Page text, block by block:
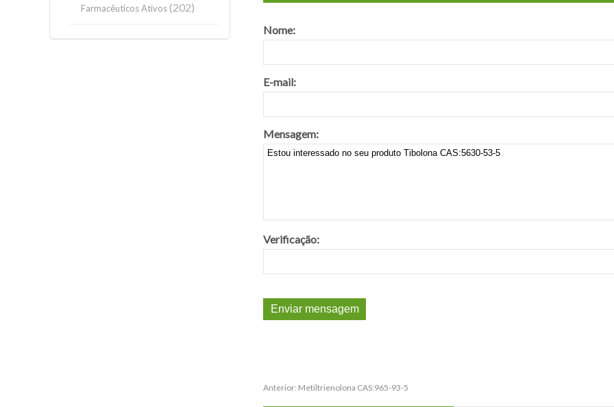
Nome:
E-mail:
Mensagem:
Verificação:
Anterior: Metiltrienolona CAS:965-93-5
Farmacêuticos Ativos(202)